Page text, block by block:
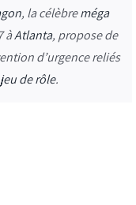
, la célèbreméga
àAtlanta, propose de
d’urgence reliés
jeu de rôle.